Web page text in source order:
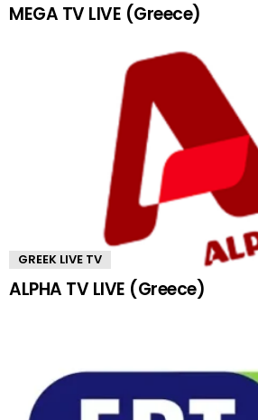
MEGA TV LIVE (Greece)
GREEK LIVE TV
ALPHA TV LIVE (Greece)